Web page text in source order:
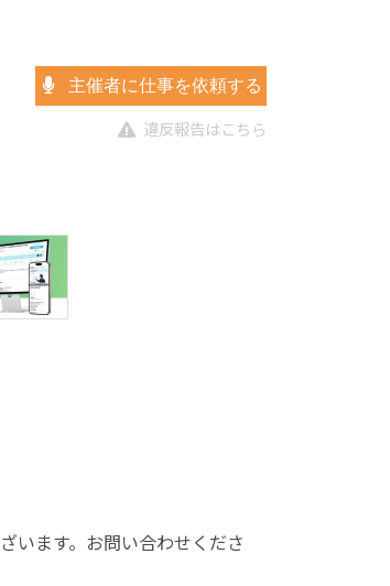
主催者に仕事を依頼する
違反報告はこちら
います。お問い合わせくださ